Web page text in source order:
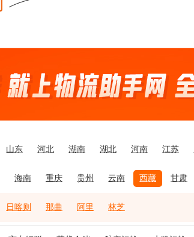
山东 河北 湖南 湖北 河南 江苏
海南 重庆 贵州 云南 西藏 甘肃
日喀则 那曲 阿里 林芝